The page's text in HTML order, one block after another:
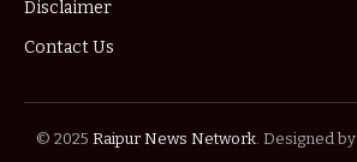
Disclaimer
Contact Us
© 2025 Raipur News Network. Designed by